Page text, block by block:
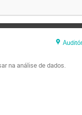
na análise de dados.